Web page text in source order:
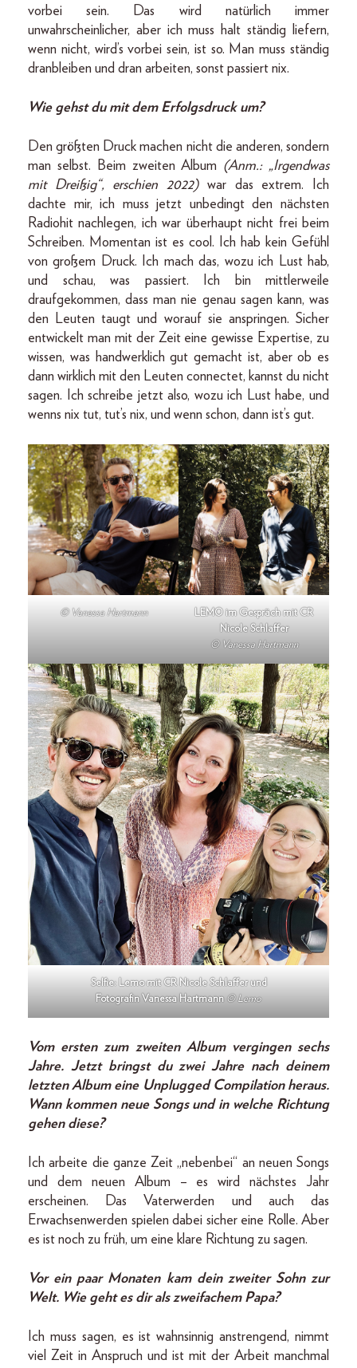
vorbei sein. Das wird natürlich immer
unwahrscheinlicher, aber ich muss halt ständig liefern,
wenn nicht, wird’s vorbei sein, ist so. Man muss ständig
dranbleiben und dran arbeiten, sonst passiert nix.
Wie gehst du mit dem Erfolgsdruck um?
Den größten Druck machen nicht die anderen, sondern
man selbst. Beim zweiten Album (Anm.: „Irgendwas
mit Dreißig“, erschien 2022)war das extrem. Ich
dachte mir, ich muss jetzt unbedingt den nächsten
Radiohit nachlegen, ich war überhaupt nicht frei beim
Schreiben. Momentan ist es cool. Ich hab kein Gefühl
von großem Druck. Ich mach das, wozu ich Lust hab,
und schau, was passiert. Ich bin mittlerweile
draufgekommen, dass man nie genau sagen kann, was
den Leuten taugt und worauf sie anspringen. Sicher
entwickelt man mit der Zeit eine gewisse Expertise, zu
wissen, was handwerklich gut gemacht ist, aber ob es
dann wirklich mit den Leuten connectet, kannst du nicht
sagen. Ich schreibe jetzt also, wozu ich Lust habe, und
wenns nix tut, tut’s nix, und wenn schon, dann ist’s gut.
© Vanessa Hartmann
LEMO im Gespräch mit CR
Nicole Schlaffer
© Vanessa Hartmann
Selfie: Lemo mit CR Nicole Schlaffer und
Fotografin Vanessa Hartmann© Lemo
Vom ersten zum zweiten Album vergingen sechs
Jahre. Jetzt bringst du zwei Jahre nach deinem
letzten Album eine Unplugged Compilation he­raus.
Wann kommen neue Songs und in welche Richtung
gehen diese?
Ich arbeite die ganze Zeit „nebenbei“ an neuen Songs
und dem neuen Album – es wird nächstes Jahr
erscheinen. Das Vaterwerden und auch das
Erwachsenwerden spielen dabei sicher eine Rolle. Aber
es ist noch zu früh, um eine klare Richtung zu sagen.
Vor ein paar Monaten kam dein zweiter Sohn zur
Welt. Wie geht es dir als zweifachem Papa?
Ich muss sagen, es ist wahnsinnig anstrengend, nimmt
viel Zeit in Anspruch und ist mit der Arbeit manchmal